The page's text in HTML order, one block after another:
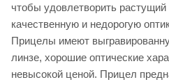
чтобы удовлетворить
качественную и недорогую
Прицелы имеют
линзе, хорошие оптические
невысокой ценой. Прицел